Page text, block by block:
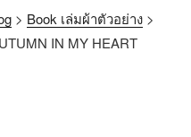
> Book เล่มผ้าตัวอย่าง >
IN MY HEART